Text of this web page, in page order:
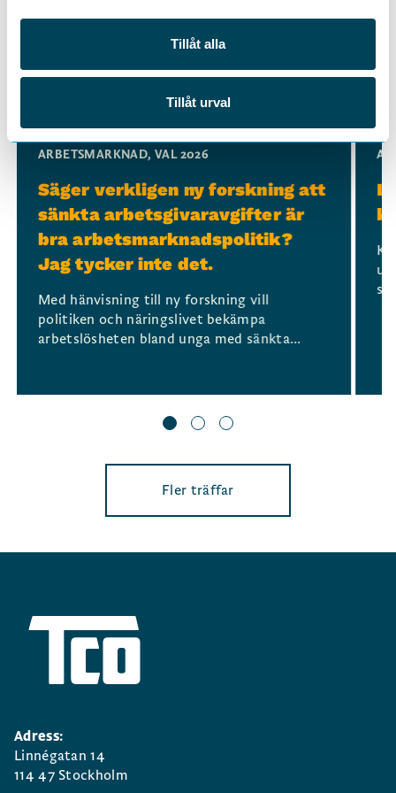
Tillåt alla
Tillåt urval
ARBETSMARKNAD,VAL 2026
Säger verkligen ny forskning att
sänkta arbetsgivaravgifter är
bra arbetsmarknadspolitik?
Jag tycker inte det.
Med hänvisning till ny forskning vill
politiken och näringslivet bekämpa
arbetslösheten bland unga med sänkta...
Fler träffar
Adress:
Linnégatan 14
114 47 Stockholm